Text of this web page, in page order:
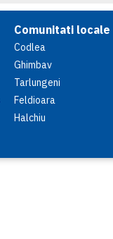
Comunitati locale
Codlea
Ghimbav
Tarlungeni
Feldioara
Halchiu